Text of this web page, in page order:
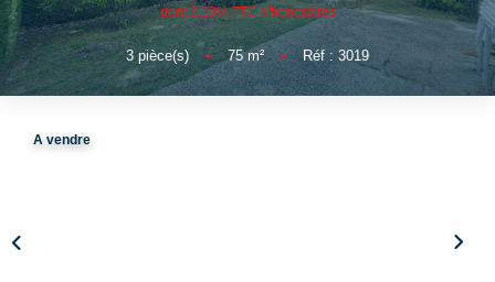
NOS AGENCES
Toutes Les Agences
dont 3,13% TTC d'honoraires
3 pièce(s) • 75m² • Réf : 3019
A vendre